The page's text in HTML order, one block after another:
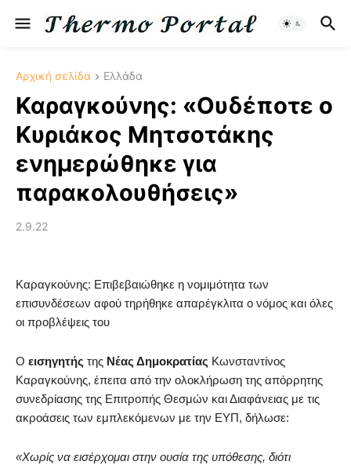
Αρχική σελίδα Ελλάδα
Καραγκούνης: «Ουδέποτε ο
Κυριάκος Μητσοτάκης
ενημερώθηκε για
παρακολουθήσεις»
2.9.22
Καραγκούνης: Επιβεβαιώθηκε η νομιμότητα των
επισυνδέσεων αφού τηρήθηκε απαρέγκλιτα ο νόμος και όλες
οι προβλέψεις του
Ο εισηγητής της Νέας Δημοκρατίας Κωνσταντίνος
Καραγκούνης, έπειτα από την ολοκλήρωση της απόρρητης
συνεδρίασης της Επιτροπής Θεσμών και Διαφάνειας με τις
ακροάσεις των εμπλεκόμενων με την ΕΥΠ, δήλωσε:
«Χωρίς να εισέρχομαι στην ουσία της υπόθεσης, διότι